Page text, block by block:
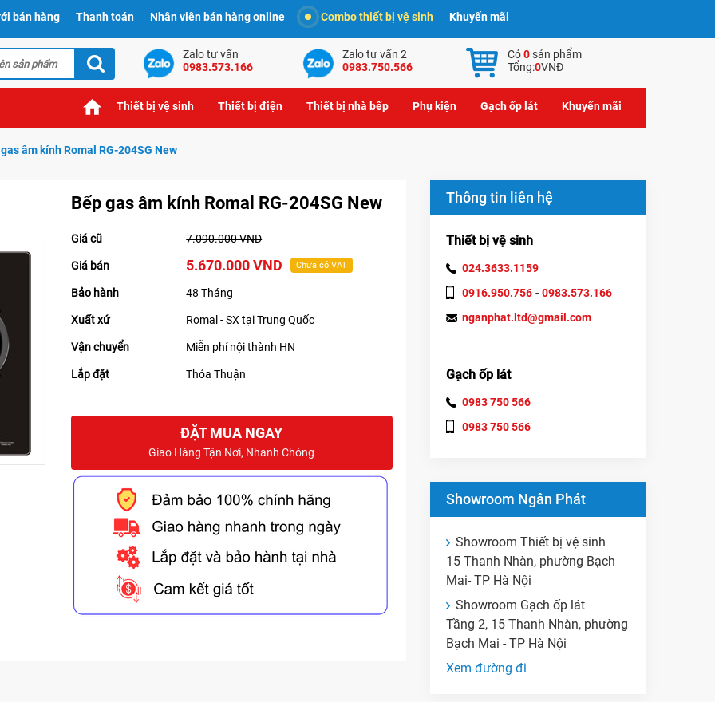
bán hàng Thanh toán Nhân viên bán hàng online Combo thiết bị vệ sinh Khuyến mãi
Zalo tư vấn
0983.573.166
Zalo tư vấn 2
0983.750.566
Có0sản phẩm
Tổng:0VNĐ
Thiết bị vệ sinh Thiết bị điện Thiết bị nhà bếp Phụ kiện Gạch ốp lát Khuyến mãi
âm kính Romal RG-204SG New
Bếp gas âm kính Romal RG-204SG New
Giá cũ 7.090.000 VND
Giá bán 5.670.000 VND Chưa có VAT
Bảo hành 48 Tháng
Xuất xứ Romal - SX tại Trung Quốc
Vận chuyển Miễn phí nội thành HN
Lắp đặt Thỏa Thuận
ĐẶT MUA NGAY
Giao Hàng Tận Nơi, Nhanh Chóng
Thông tin liên hệ
Thiết bị vệ sinh
024.3633.1159
0916.950.756 - 0983.573.166
nganphat.ltd@gmail.com
Gạch ốp lát
0983 750 566
0983 750 566
Showroom Ngân Phát
Showroom Thiết bị vệ sinh
15 Thanh Nhàn, phường Bạch
Mai- TP Hà Nội
Showroom Gạch ốp lát
Tầng 2, 15 Thanh Nhàn, phường
Bạch Mai - TP Hà Nội
Xem đường đi